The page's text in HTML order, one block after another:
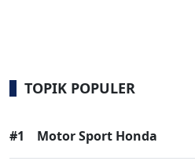
TOPIK POPULER
#1 Motor Sport Honda